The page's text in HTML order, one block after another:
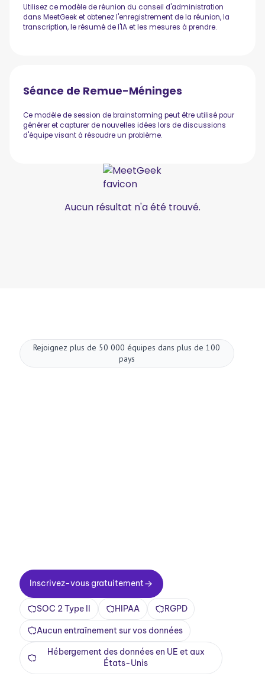
Utilisez ce modèle de réunion du conseil d'administration
dans MeetGeek et obtenez l'enregistrement de la réunion, la
transcription, le résumé de l'IA et les mesures à prendre.
Séance de Remue-Méninges
Ce modèle de session de brainstorming peut être utilisé pour
générer et capturer de nouvelles idées lors de discussions
d'équipe visant à résoudre un problème.
Aucun résultat n'a été trouvé.
Rejoignez plus de 50 000 équipes dans plus de 100
pays
Inscrivez-vous gratuitement
Inscrivez-vous gratuitement
SOC 2 Type II HIPAA RGPD
Aucun entraînement sur vos données
Hébergement des données en UE et aux
États-Unis